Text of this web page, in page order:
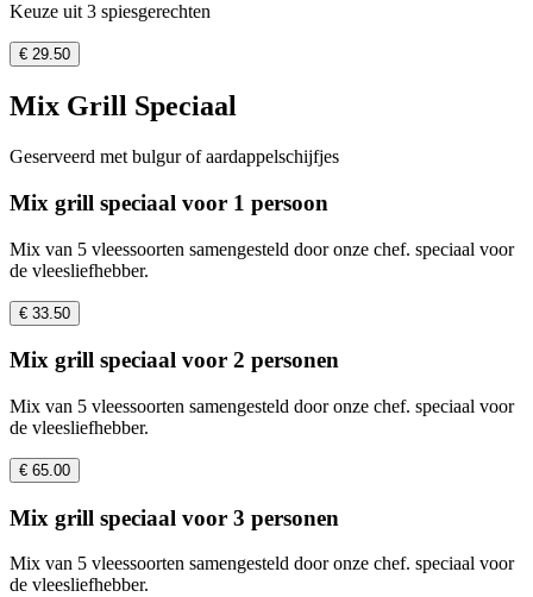
Keuze uit 3 spiesgerechten
€ 29.50
Mix Grill Speciaal
Geserveerd met bulgur of aardappelschijfjes
Mix grill speciaal voor 1 persoon
Mix van 5 vleessoorten samengesteld door onze chef. speciaal voor
de vleesliefhebber.
€ 33.50
Mix grill speciaal voor 2 personen
Mix van 5 vleessoorten samengesteld door onze chef. speciaal voor
de vleesliefhebber.
€ 65.00
Mix grill speciaal voor 3 personen
Mix van 5 vleessoorten samengesteld door onze chef. speciaal voor
de vleesliefhebber.